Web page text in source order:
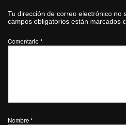
Tu dirección de correo electrónico no
campos obligatorios están marcados
Comentario *
Nombre *